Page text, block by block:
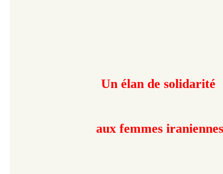
Un élan de solidarité
aux femmes iraniennes